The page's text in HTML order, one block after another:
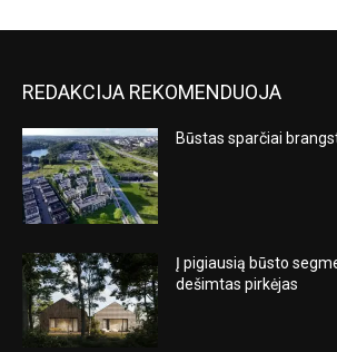
REDAKCIJA REKOMENDUOJA
Būstas sparčiai
Į pigiausią būsto
dešimtas pirkėjas